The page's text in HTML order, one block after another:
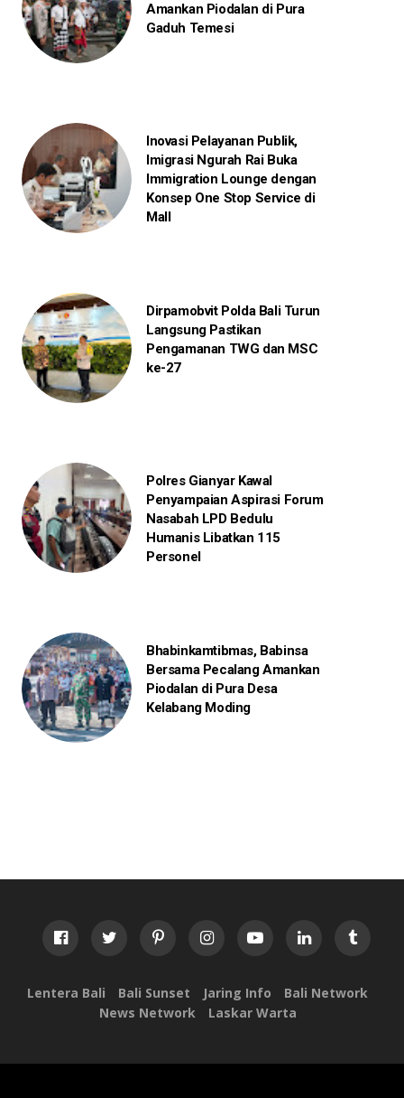
Amankan Piodalan di Pura
Gaduh Temesi
Inovasi Pelayanan Publik,
Imigrasi Ngurah Rai Buka
Immigration Lounge dengan
Konsep One Stop Service di
Mall
Dirpamobvit Polda Bali Turun
Langsung Pastikan
Pengamanan TWG dan MSC
ke-27
Polres Gianyar Kawal
Penyampaian Aspirasi Forum
Nasabah LPD Bedulu
Humanis Libatkan 115
Personel
Bhabinkamtibmas, Babinsa
Bersama Pecalang Amankan
Piodalan di Pura Desa
Kelabang Moding
Lentera Bali Bali Sunset Jaring Info
Bali Network
News Network
Laskar Warta